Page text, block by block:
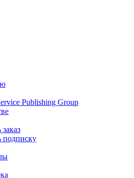
Publishing Group
подписку